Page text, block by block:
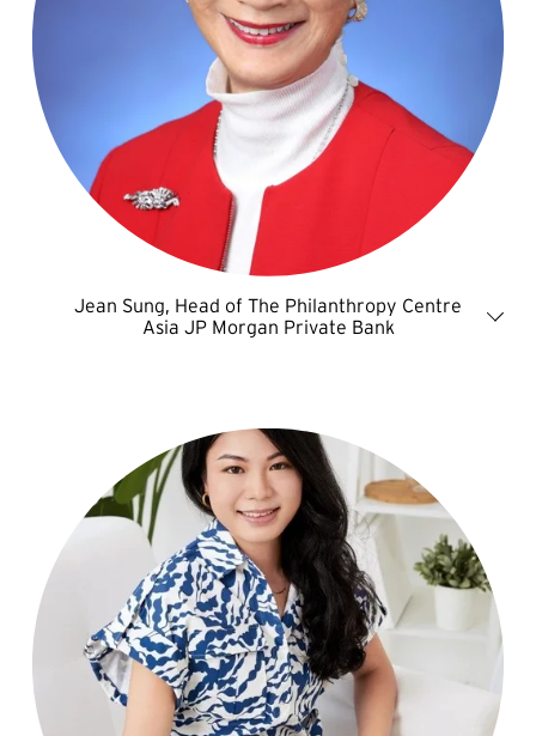
Jean Sung, Head of The Philanthropy Centre
Asia JP Morgan Private Bank